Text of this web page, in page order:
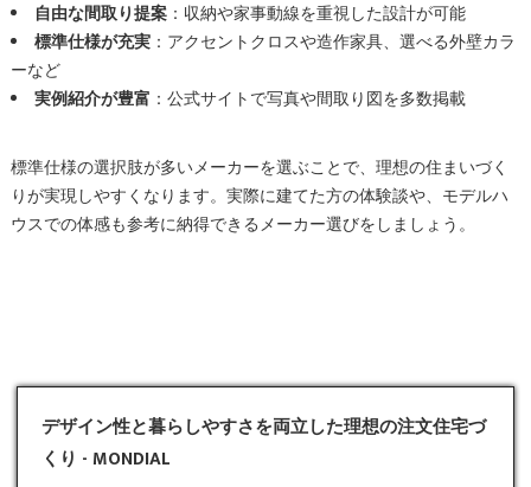
自由な間取り提案：収納や家事動線を重視した設計が可能
標準仕様が充実：アクセントクロスや造作家具、選べる外壁カラ
ーなど
実例紹介が豊富 ：公式サイトで写真や間取り図を多数掲載
標準仕様の選択肢が多いメーカーを選ぶことで、理想の住まいづく
りが実現しやすくなります。実際に建てた方の体験談や、モデルハ
ウスでの体感も参考に納得できるメーカー選びをしましょう。
デザイン性と暮らしやすさを両立した理想の注文住宅づ
くり - MONDIAL